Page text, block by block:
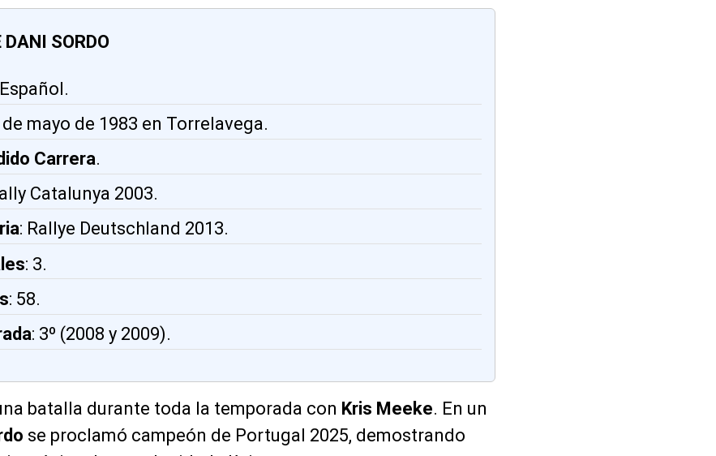
DANI SORDO
de mayo de 1983 en Torrelavega.
Carrera.
Catalunya 2003.
: Rallye Deutschland 2013.
: 3.
: 58.
: 3º (2008 y 2009).
batalla durante toda la temporada con Kris Meeke. En un
se proclamó campeón de Portugal 2025, demostrando